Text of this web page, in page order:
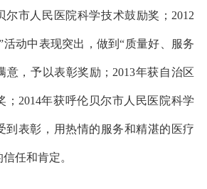
尔市人民医院科学技术鼓励奖；2012
活动中表现突出，做到“质量好、服务
意，予以表彰奖励；2013年获自治区
；2014年获呼伦贝尔市人民医院科学
到表彰，用热情的服务和精湛的医疗
任和肯定。